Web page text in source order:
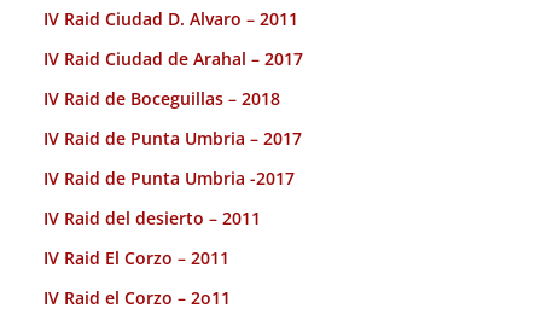
IV Raid Ciudad D. Alvaro – 2011
IV Raid Ciudad de Arahal – 2017
IV Raid de Boceguillas – 2018
IV Raid de Punta Umbria – 2017
IV Raid de Punta Umbria -2017
IV Raid del desierto – 2011
IV Raid El Corzo – 2011
IV Raid el Corzo – 2o11